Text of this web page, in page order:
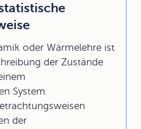
oder Wärmelehre ist
der Zustände
System
der